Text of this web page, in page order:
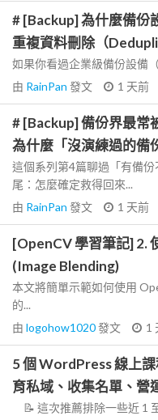
# [Backup] 為什麼備份
重複資料刪除（
如果你看過企業級備份設備
由 RainPan 發文 1 天前
# [Backup] 備份界最常
為什麼「沒演練過的備
這個系列第4篇聊過「有備
尾：怎麼確定救得回來...
由 RainPan 發文 1 天前
[OpenCV 學習筆記] 2.
(Image Blending)
本文將簡單示範如何使用
的...
由 logohow1020發文 1
5 個 WordPress 線上
育私域、收集名單、營
📝 這次推薦排除一些近 1